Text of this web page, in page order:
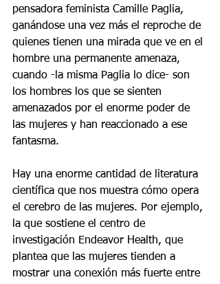
pensadora feminista Camille Paglia,
ganándose una vez más el reproche de
quienes tienen una mirada que ve en el
hombre una permanente amenaza,
cuando -la misma Paglia lo dice- son
los hombres los que se sienten
amenazados por el enorme poder de
las mujeres y han reaccionado a ese
fantasma.
Hay una enorme cantidad de literatura
científica que nos muestra cómo opera
el cerebro de las mujeres. Por ejemplo,
la que sostiene el centro de
investigación Endeavor Health, que
plantea que las mujeres tienden a
mostrar una conexión más fuerte entre